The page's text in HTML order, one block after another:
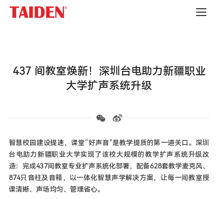
437 间教室焕新！深圳台电助力新疆职业
大学扩声系统升级
智慧校园建设提速，课堂“好声音”是教学提质的第一道关口。深圳
台电助力新疆职业大学实现了该校大规模的教学扩声系统升级改
造：完成437间教室专业扩声系统化部署，配备628套教学麦克风、
874只音柱及音箱，以一体化智慧声学解决方案，让每一间教室授
课清晰、声场均匀、管理省心。